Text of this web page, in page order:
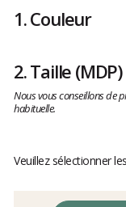
1.Couleur
2.Taille (MDP)
Nous vous conseillons de
habituelle.
Veuillez sélectionner